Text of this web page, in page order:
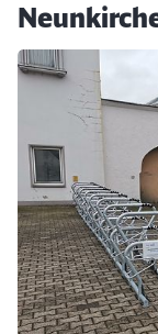
Klicken, um den